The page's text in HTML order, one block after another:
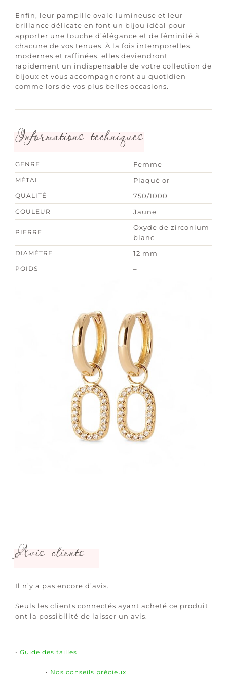
Enfin, leur pampille ovale lumineuse et leur
brillance délicate en font un bijou idéal pour
apporter une touche d’élégance et de féminité à
chacune de vos tenues. À la fois intemporelles,
modernes et raffinées, elles deviendront
rapidement un indispensable de votre collection de
bijoux et vous accompagneront au quotidien
comme lors de vos plus belles occasions.
Informations techniques
GENRE Femme
MÉTAL Plaqué or
QUALITÉ 750/1000
COULEUR Jaune
PIERRE
Oxyde de zirconium
blanc
DIAMÈTRE 12 mm
POIDS –
Avis clients
Il n’y a pas encore d’avis.
Seuls les clients connectés ayant acheté ce produit
ont la possibilité de laisser un avis.
• Guide des tailles
• Nos conseils précieux